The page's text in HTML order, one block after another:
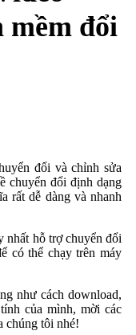
mềm đổi
đổi và chỉnh sửa
chuyển đổi định dạng
rất dễ dàng và nhanh
nhất hỗ trợ chuyển đổi
có thể chạy trên máy
như cách download,
của mình, mời các
chúng tôi nhé!